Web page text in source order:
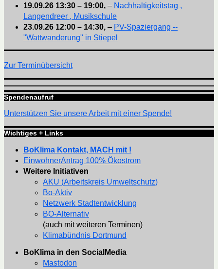
19.09.26 13:30 – 19:00, – Nachhaltigkeitstag ,
Langendreer , Musikschule
23.09.26 12:00 – 14:30, – PV-Spaziergang --
"Wattwanderung" in Stiepel
Zur Terminübersicht
Spendenaufruf
Unterstützen Sie unsere Arbeit mit einer Spende!
Wichtiges + Links
BoKlima Kontakt, MACH mit !
EinwohnerAntrag 100% Ökostrom
Weitere Initiativen
AKU (Arbeitskreis Umweltschutz)
Bo-Aktiv
Netzwerk Stadtentwicklung
BO-Alternativ
(auch mit weiteren Terminen)
Klimabündnis Dortmund
BoKlima in den SocialMedia
Mastodon